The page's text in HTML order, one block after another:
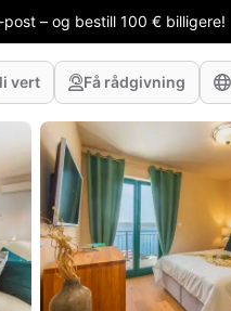
– og bestill 100 € billigere!
vert Få rådgivning